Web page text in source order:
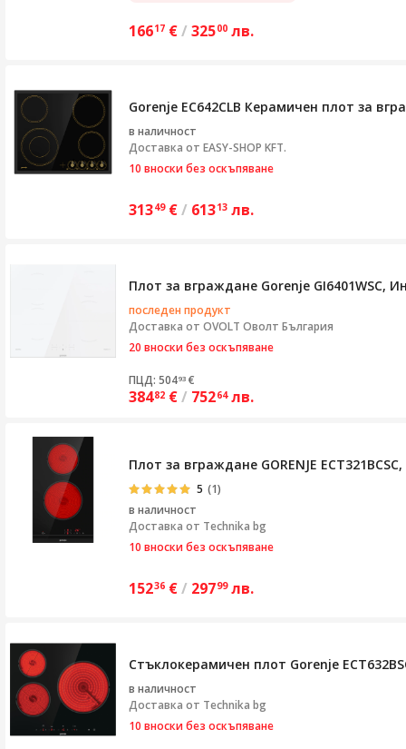
16617 €/ 32500 лв.
Gorenje EC642CLB Керамичен плот за
в наличност
Доставка от EASY-SHOP KFT.
10 вноски без оскъпяване
31349 €/ 61313 лв.
Плот за вграждане Gorenje GI6401WSC,
последен продукт
Доставка от OVOLT Оволт България
20 вноски без оскъпяване
ПЦД: 50493 €
38482 €/ 75264 лв.
Плот за вграждане GORENJE
5 (1)
в наличност
Доставка от Technika bg
10 вноски без оскъпяване
15236 €/ 29799 лв.
Стъклокерамичен плот Gorenje
в наличност
Доставка от Technika bg
10 вноски без оскъпяване